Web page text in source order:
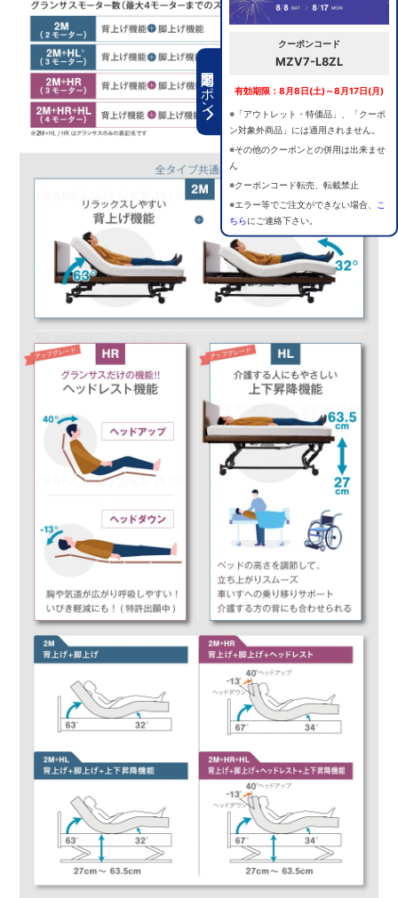
期間限定クーポン
クーポンコード
MZV7-L8ZL
有効期限：8月8日(土)～8月17日(月)
※「アウトレット・特価品」、「クーポ
ン対象外商品」には適用されません。
※その他のクーポンとの併用は出来ませ
ん
※クーポンコード転売、転載禁止
※エラー等でご注文ができない場合、
こ
ちらにご連絡下さい。